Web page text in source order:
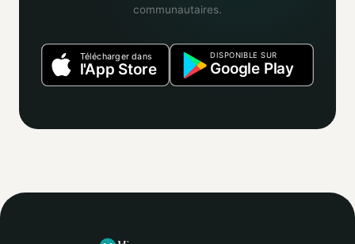
communautaires.
Télécharger dans
l'App Store
DISPONIBLE SUR
Google Play